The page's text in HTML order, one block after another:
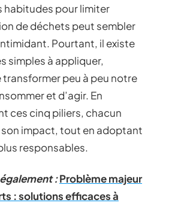
habitudes pour limiter
de déchets peut sembler
Pourtant, il existe
simples à appliquer,
transformer peu à peu notre
et d’agir. En
ces cinq piliers, chacun
impact, tout en adoptant
responsables.
:Problème majeur
: solutions efficaces à